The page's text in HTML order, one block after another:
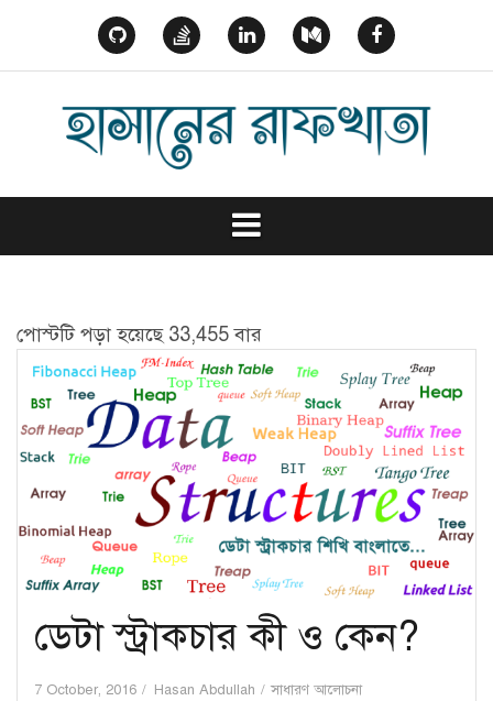
content
পোস্টটি পড়া হয়েছে 33,455 বার
ডেটা স্ট্রাকচার কী ও কেন?
7 October, 2016 Hasan Abdullah সাধারণ আলোচনা